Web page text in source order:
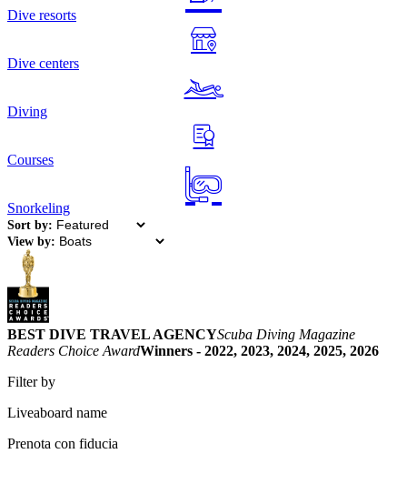
Dive resorts
Dive centers
Diving
Courses
Snorkeling
Sort by:
View by:
BEST DIVE TRAVEL AGENCYScuba Diving Magazine
Readers Choice AwardWinners - 2022, 2023, 2024, 2025, 2026
Filter by
Liveaboard name
Prenota con fiducia